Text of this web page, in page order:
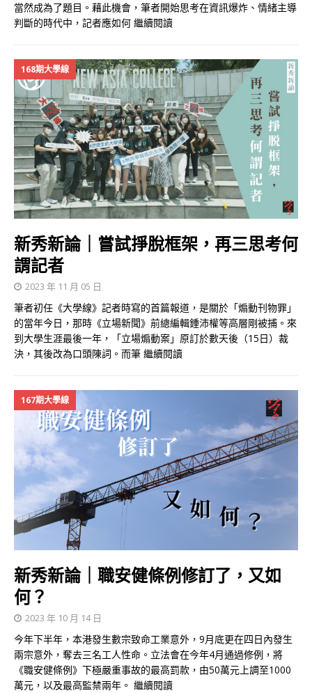
當然成為了題目。藉此機會，筆者開始思考在資訊爆炸、情緒主導
判斷的時代中，記者應如何 繼續閱讀
168期大學線
新秀新論｜嘗試掙脫框架，再三思考何
謂記者
2023 年 11 月 05 日
筆者初任《大學線》記者時寫的首篇報道，是關於「煽動刊物罪」
的當年今日，那時《立場新聞》前總編輯鍾沛權等高層剛被捕。來
到大學生涯最後一年，「立場煽動案」原訂於數天後（15日）裁
決，其後改為口頭陳詞。而筆 繼續閱讀
167期大學線
新秀新論｜職安健條例修訂了，又如
何？
2023 年 10 月 14 日
今年下半年，本港發生數宗致命工業意外，9月底更在四日內發生
兩宗意外，奪去三名工人性命。立法會在今年4月通過修例，將
《職安健條例》下極嚴重事故的最高罰款，由50萬元上調至1000
萬元，以及最高監禁兩年。 繼續閱讀